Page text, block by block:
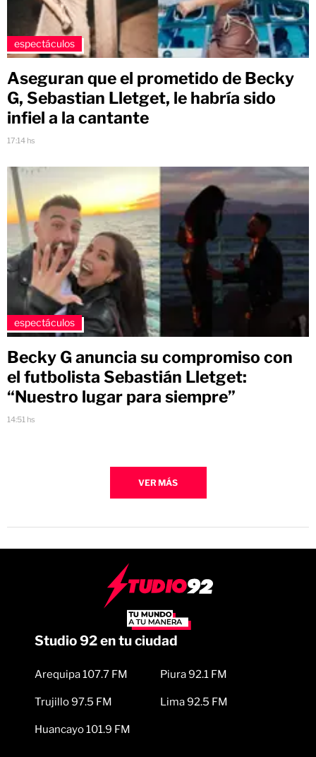
espectáculos
Aseguran que el prometido de Becky
G, Sebastian Lletget, le habría sido
infiel a la cantante
17:14 hs
espectáculos
Becky G anuncia su compromiso con
el futbolista Sebastián Lletget:
“Nuestro lugar para siempre”
14:51 hs
VER MÁS
Studio 92 en tu ciudad
Arequipa 107.7 FM
Trujillo 97.5 FM
Huancayo 101.9 FM
Piura 92.1 FM
Lima 92.5 FM